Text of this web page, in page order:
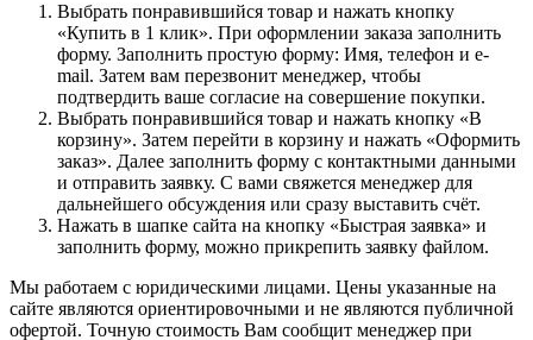
Выбрать понравившийся товар и нажать кнопку
«Купить в 1 клик». При оформлении заказа заполнить
форму. Заполнить простую форму: Имя, телефон и e-
mail. Затем вам перезвонит менеджер, чтобы
подтвердить ваше согласие на совершение покупки.
Выбрать понравившийся товар и нажать кнопку «В
корзину». Затем перейти в корзину и нажать «Оформить
заказ». Далее заполнить форму с контактными данными
и отправить заявку. С вами свяжется менеджер для
дальнейшего обсуждения или сразу выставить счёт.
Нажать в шапке сайта на кнопку «Быстрая заявка» и
заполнить форму, можно прикрепить заявку файлом.
Мы работаем с юридическими лицами. Цены указанные на
сайте являются ориентировочными и не являются публичной
офертой. Точную стоимость Вам сообщит менеджер при